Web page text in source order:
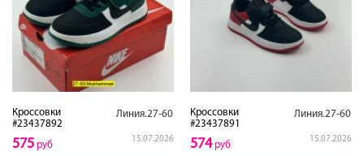
Кроссовки
#23437892
Линия.27-60
15.07.2026
575 руб
Кроссовки
#23437891
Линия.27-60
15.07.2026
574руб